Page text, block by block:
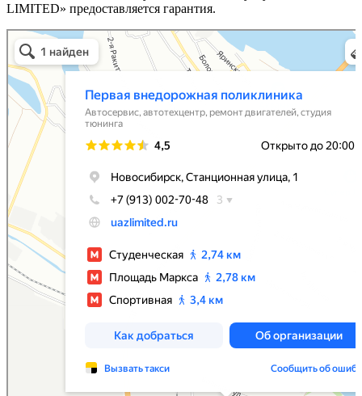
LIMITED» предоставляется гарантия.
Первая внедорожная поликлиника
Автосервис, автотехцентр в Новосибирске
Ремонт двигателей в Новосибирске